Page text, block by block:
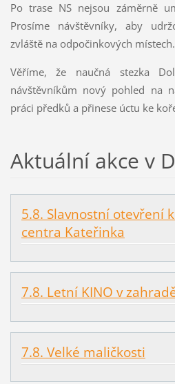
Po trase NS nejsou záměrně
Prosíme návštěvníky, aby
zvláště na odpočinkových místech.
Věříme, že naučná stezka
návštěvníkům nový pohled na
práci předků a přinese úctu ke
Aktuální akce v
5.8. Slavnostní otevření
centra Kateřinka
7.8. Letní KINO v
7.8. Velké maličkosti